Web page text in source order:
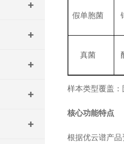
假单胞菌
真菌
样本类型覆盖
核心功能特点
根据优云谱产